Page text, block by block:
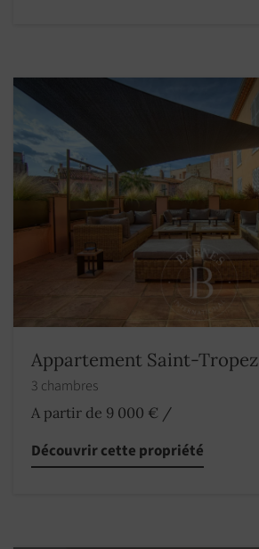
Appartement Saint-Tropez
3 chambres
A partir de 9 000 € /
Découvrir cette propriété